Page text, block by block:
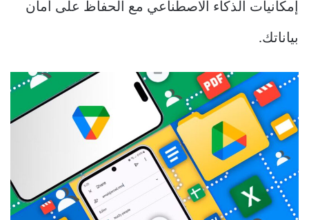
إمكانيات الذكاء الاصطناعي مع الحفاظ على أمان
بياناتك.